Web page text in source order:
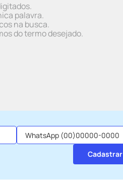
palavra.
na busca.
do termo desejado.
Cadastrar